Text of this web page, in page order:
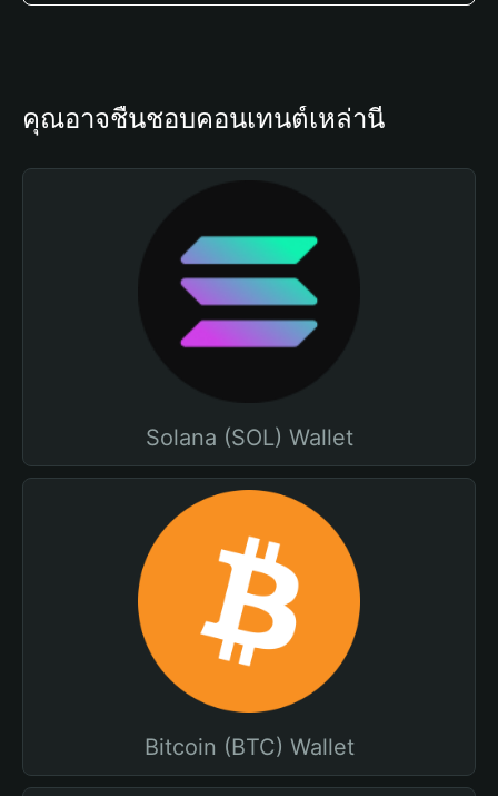
คุณอาจชื่นชอบคอนเทนต์เหล่านี้
Solana (SOL) Wallet
Bitcoin (BTC) Wallet